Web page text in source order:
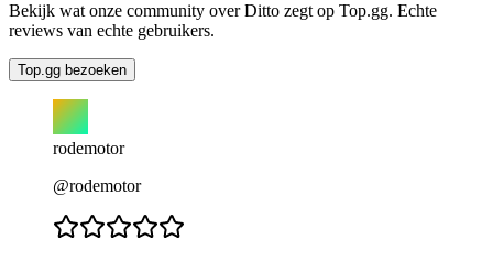
Bekijk wat onze community over Ditto zegt op Top.gg. Echte
reviews van echte gebruikers.
Top.gg bezoeken
rodemotor
@rodemotor